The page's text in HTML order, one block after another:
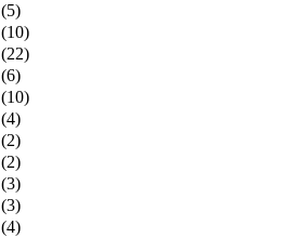
(5)
(10)
(22)
(6)
(10)
(4)
(2)
(2)
(3)
(3)
(4)